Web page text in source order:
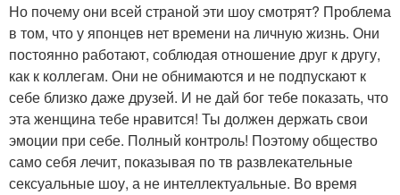
Но почему они всей страной эти шоу смотрят? Проблема
в том, что у японцев нет времени на личную жизнь. Они
постоянно работают, соблюдая отношение друг к другу,
как к коллегам. Они не обнимаются и не подпускают к
себе близко даже друзей. И не дай бог тебе показать, что
эта женщина тебе нравится! Ты должен держать свои
эмоции при себе. Полный контроль! Поэтому общество
само себя лечит, показывая по тв развлекательные
сексуальные шоу, а не интеллектуальные. Во время